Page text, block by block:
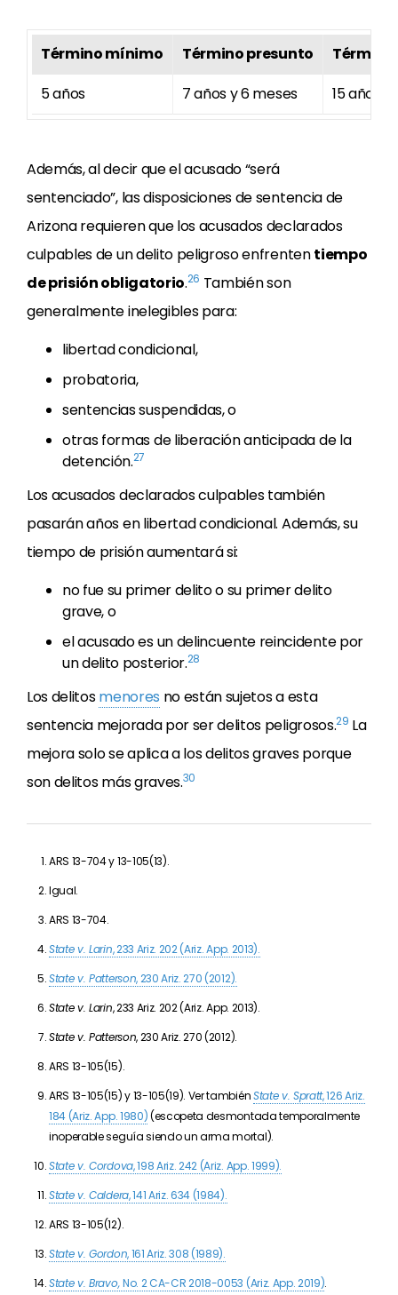
Término mínimo Término presunto
5 años
7 años y 6 meses 15 años
Además, al decir que el acusado “será
sentenciado”, las disposiciones de sentencia de
Arizona requieren que los acusados declarados
culpables de un delito peligroso enfrententiempo
de prisión obligatorio.26 También son
generalmente inelegibles para:
libertad condicional,
probatoria,
sentencias suspendidas, o
otras formas de liberación anticipada de la
detención.27
Los acusados declarados culpables también
pasarán años en libertad condicional. Además, su
tiempo de prisión aumentará si:
no fue su primer delito o su primer delito
grave, o
el acusado es un delincuente reincidente por
un delito posterior.28
Los delitosmenores no están sujetos a esta
sentencia mejorada por ser delitos peligrosos.29 La
mejora solo se aplica a los delitos graves porque
son delitos más graves.30
ARS 13-704 y 13-105(13).
Igual.
ARS 13-704.
State v. Larin, 233 Ariz. 202 (Ariz. App. 2013).
State v. Patterson, 230 Ariz. 270 (2012).
State v. Larin, 233 Ariz. 202 (Ariz. App. 2013).
State v. Patterson, 230 Ariz. 270 (2012).
ARS 13-105(15).
ARS 13-105(15) y 13-105(19). Ver tambiénState v. Spratt, 126 Ariz.
184 (Ariz. App. 1980)(escopeta desmontada temporalmente
inoperable seguía siendo un arma mortal).
State v. Cordova, 198 Ariz. 242 (Ariz. App. 1999).
State v. Caldera, 141 Ariz. 634 (1984).
ARS 13-105(12).
State v. Gordon, 161 Ariz. 308 (1989).
State v. Bravo,No. 2 CA-CR 2018-0053 (Ariz. App. 2019).